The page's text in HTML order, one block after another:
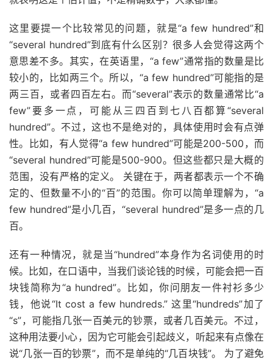
这里要提一个比较常见的问题，就是“a few hundred”和
“several hundred”到底有什么区别？很多人会觉得这两个
意思差不多。其实，在英语里，“a few”通常指的数量是比
较小的，比如两三个。所以，“a few hundred”可能指的是
两三百，或者四百左右。而“several”表示的数量通常比“a
few”要多一点，可能从三四百到七八百都算“several
hundred”。不过，这也不是绝对的，具体使用时会有点弹
性。比如，有人觉得“a few hundred”可能是200-500，而
“several hundred”可能是500-900。但这些都只是大概的
范围，没有严格的定义。 关键在于，两者都表示一个不确
定的、但数量不小的“百”的范围。你可以简单理解为，“a
few hundred”是小几百，“several hundred”是多一点的几
百。
还有一种情况，就是当“hundred”本身作为名词使用的时
候。比如，在口语中，当我们谈论钱的时候，可能会把一百
块钱简称为“a hundred”。比如，你问朋友一件衬衫多少
钱，他说“It cost a few hundreds.” 这里“hundreds”加了
“s”，可能指几张一百美元的钞票，或者几百美元。不过，
这种用法要小心，因为它可能会引起歧义，听起来有点像在
说“几张一百的钞票”，而不是单纯的“几百块钱”。 为了避免